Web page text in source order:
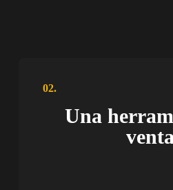
02.
Una